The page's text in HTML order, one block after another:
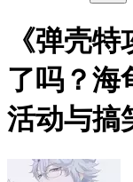
《弹壳
了吗？海
活动与搞